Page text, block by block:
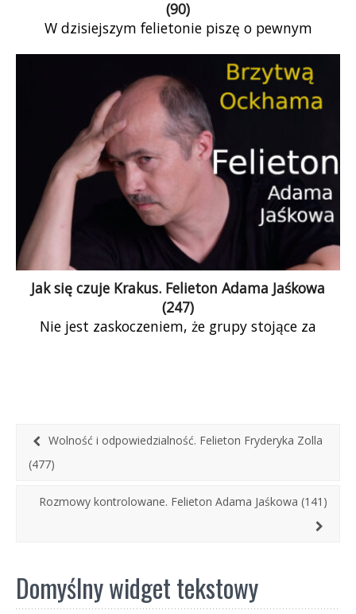
(90)
W dzisiejszym felietonie piszę o pewnym
świadkowie, pytanie tylko, czy możemy coś
zrobić.
Jak się czuje Krakus. Felieton Adama Jaśkowa
(247)
Nie jest zaskoczeniem, że grupy stojące za
portalu miejskiego, wygląda na mocno
przeszacowany. To przeszacowanie może
Wolność i odpowiedzialność. Felieton Fryderyka Zolla
(477)
Rozmowy kontrolowane. Felieton Adama Jaśkowa (141)
Domyślny widget tekstowy